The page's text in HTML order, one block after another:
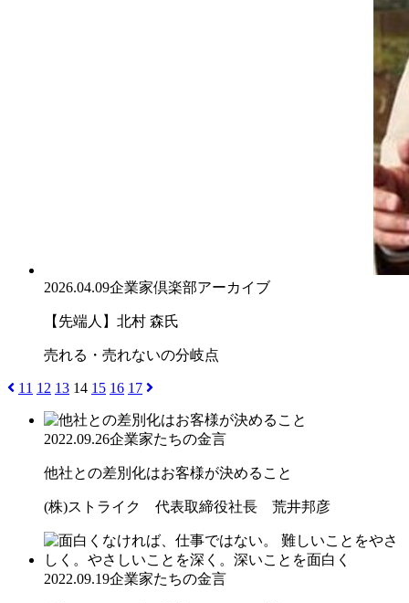
2026.04.09企業家倶楽部アーカイブ
【先端人】北村 森氏
売れる・売れないの分岐点
11 12 13 14 15 16 17
2022.09.26企業家たちの金言
他社との差別化はお客様が決めること
(株)ストライク 代表取締役社長 荒井邦彦
2022.09.19企業家たちの金言